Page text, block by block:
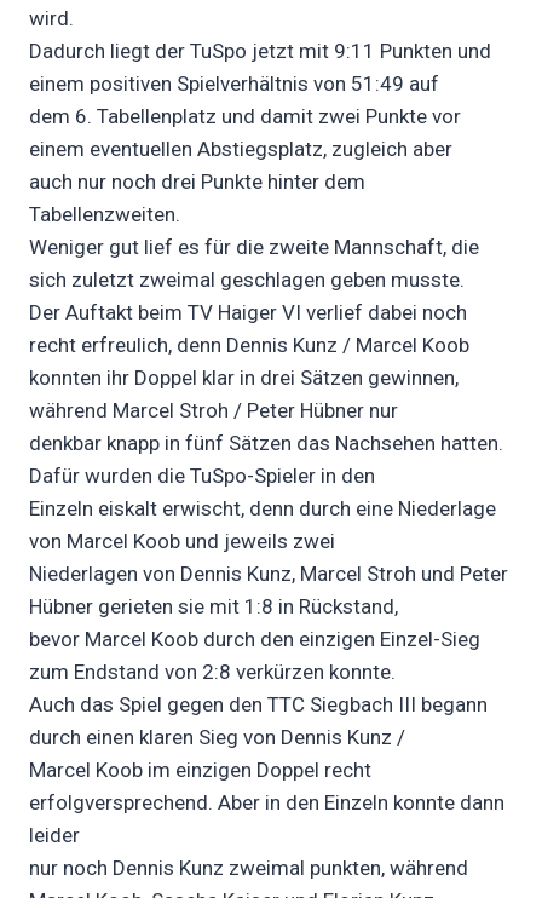
wird.
Dadurch liegt der TuSpo jetzt mit 9:11 Punkten und
einem positiven Spielverhältnis von 51:49 auf
dem 6. Tabellenplatz und damit zwei Punkte vor
einem eventuellen Abstiegsplatz, zugleich aber
auch nur noch drei Punkte hinter dem
Tabellenzweiten.
Weniger gut lief es für die zweite Mannschaft, die
sich zuletzt zweimal geschlagen geben musste.
Der Auftakt beim TV Haiger VI verlief dabei noch
recht erfreulich, denn Dennis Kunz / Marcel Koob
konnten ihr Doppel klar in drei Sätzen gewinnen,
während Marcel Stroh / Peter Hübner nur
denkbar knapp in fünf Sätzen das Nachsehen hatten.
Dafür wurden die TuSpo-Spieler in den
Einzeln eiskalt erwischt, denn durch eine Niederlage
von Marcel Koob und jeweils zwei
Niederlagen von Dennis Kunz, Marcel Stroh und Peter
Hübner gerieten sie mit 1:8 in Rückstand,
bevor Marcel Koob durch den einzigen Einzel-Sieg
zum Endstand von 2:8 verkürzen konnte.
Auch das Spiel gegen den TTC Siegbach III begann
durch einen klaren Sieg von Dennis Kunz /
Marcel Koob im einzigen Doppel recht
erfolgversprechend. Aber in den Einzeln konnte dann
leider
nur noch Dennis Kunz zweimal punkten, während